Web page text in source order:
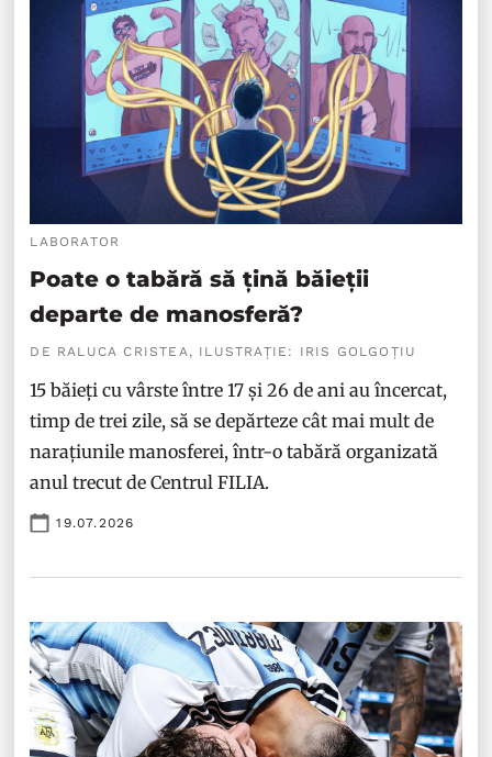
LABORATOR
Poate o tabără să țină băieții
departe de manosferă?
DE RALUCA CRISTEA, ILUSTRAȚIE: IRIS GOLGOȚIU
15 băieți cu vârste între 17 și 26 de ani au încercat,
timp de trei zile, să se depărteze cât mai mult de
narațiunile manosferei, într-o tabără organizată
anul trecut de Centrul FILIA.
19.07.2026